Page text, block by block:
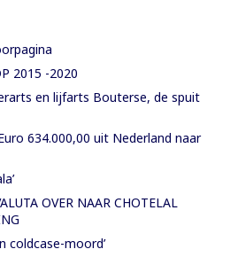
2015 -2020
en lijfarts Bouterse, de spuit
634.000,00 uit Nederland naar
OVER NAAR CHOTELAL
coldcase-moord’